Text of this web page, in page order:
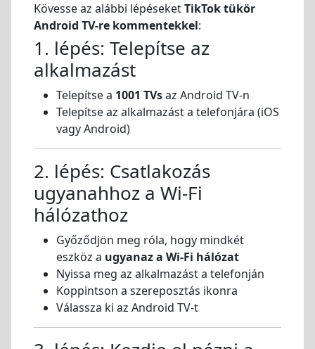
Kövesse az alábbi lépéseketTikTok tükör
Android TV-re kommentekkel:
1. lépés: Telepítse az
alkalmazást
Telepítse a 1001 TVsaz Android TV-n
Telepítse az alkalmazást a telefonjára (iOS
vagy Android)
2. lépés: Csatlakozás
ugyanahhoz a Wi-Fi
hálózathoz
Győződjön meg róla, hogy mindkét
eszköz a ugyanaz a Wi-Fi hálózat
Nyissa meg az alkalmazást a telefonján
Koppintson a szereposztás ikonra
Válassza ki az Android TV-t